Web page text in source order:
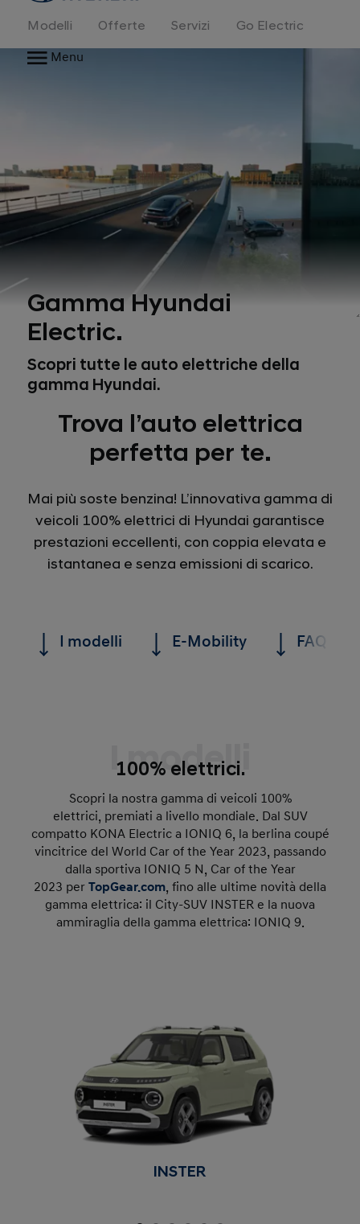
Modelli Offerte Servizi
Go Electric
Menu
Gamma Hyundai
Electric.
Scopri tutte le auto elettriche della
gamma Hyundai.
Trova l’auto elettrica
perfetta per te.
Mai più soste benzina! L’innovativa gamma di
veicoli 100% elettrici di Hyundai garantisce
prestazioni eccellenti, con coppia elevata e
istantanea e senza emissioni di scarico.
I modelli E-Mobility FAQ
I modelli
100% elettrici.
Scopri la nostra gamma di veicoli 100%
elettrici, premiati a livello mondiale. Dal SUV
compatto KONA Electric a IONIQ 6, la berlina coupé
vincitrice del World Car of the Year 2023, passando
dalla sportiva IONIQ 5 N, Car of the Year
2023 per TopGear.com, fino alle ultime novità della
gamma elettrica: il City-SUV INSTER e la nuova
ammiraglia della gamma elettrica: IONIQ 9.
INSTER